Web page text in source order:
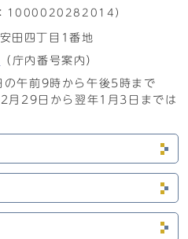
1000020282014）
田四丁目1番地
（庁内番号案内）
の午前9時から午後5時まで
月29日から翌年1月3日までは